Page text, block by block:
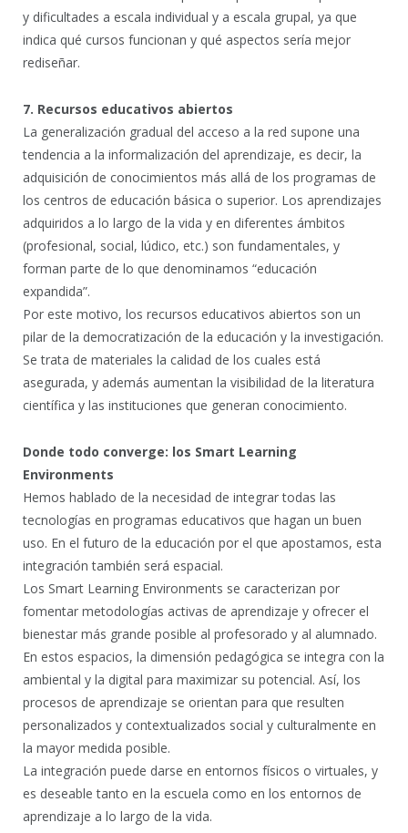
y dificultades a escala individual y a escala grupal, ya que
indica qué cursos funcionan y qué aspectos sería mejor
rediseñar.
7. Recursos educativos abiertos
La generalización gradual del acceso a la red supone una
tendencia a la informalización del aprendizaje, es decir, la
adquisición de conocimientos más allá de los programas de
los centros de educación básica o superior. Los aprendizajes
adquiridos a lo largo de la vida y en diferentes ámbitos
(profesional, social, lúdico, etc.) son fundamentales, y
forman parte de lo que denominamos “educación
expandida”.
Por este motivo, los recursos educativos abiertos son un
pilar de la democratización de la educación y la investigación.
Se trata de materiales la calidad de los cuales está
asegurada, y además aumentan la visibilidad de la literatura
científica y las instituciones que generan conocimiento.
Donde todo converge: los Smart Learning
Environments
Hemos hablado de la necesidad de integrar todas las
tecnologías en programas educativos que hagan un buen
uso. En el futuro de la educación por el que apostamos, esta
integración también será espacial.
Los Smart Learning Environments se caracterizan por
fomentar metodologías activas de aprendizaje y ofrecer el
bienestar más grande posible al profesorado y al alumnado.
En estos espacios, la dimensión pedagógica se integra con la
ambiental y la digital para maximizar su potencial. Así, los
procesos de aprendizaje se orientan para que resulten
personalizados y contextualizados social y culturalmente en
la mayor medida posible.
La integración puede darse en entornos físicos o virtuales, y
es deseable tanto en la escuela como en los entornos de
aprendizaje a lo largo de la vida.